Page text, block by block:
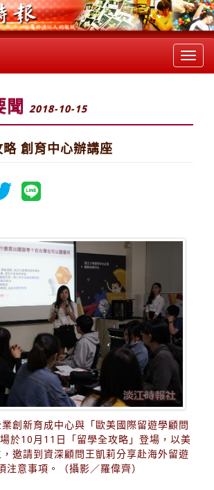
聞 2018-10-15
創育中心辦講座
創新育成中心與「歐美國際留遊學顧問
於10月11日「留學全攻略」登場，以美
邀請到資深顧問王凱莉分享赴海外留遊
注意事項。（攝影／羅偉齊）